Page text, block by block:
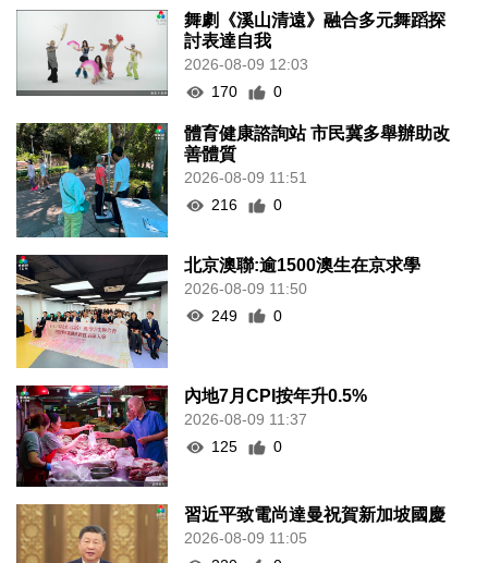
舞劇《溪山清遠》融合多元舞蹈探
討表達自我
2026-08-09 12:03
170
0
體育健康諮詢站 市民冀多舉辦助改
善體質
2026-08-09 11:51
216
0
北京澳聯:逾1500澳生在京求學
2026-08-09 11:50
249
0
內地7月CPI按年升0.5%
2026-08-09 11:37
125
0
習近平致電尚達曼祝賀新加坡國慶
2026-08-09 11:05